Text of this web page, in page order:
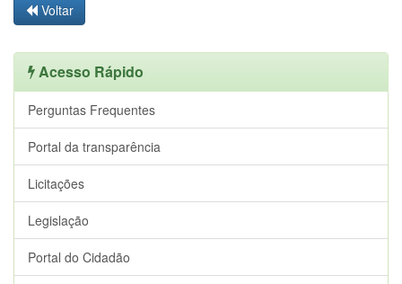
Voltar
Acesso Rápido
Perguntas Frequentes
Portal da transparência
Licitações
Legislação
Portal do Cidadão